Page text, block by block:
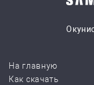
На главную
Как скачать